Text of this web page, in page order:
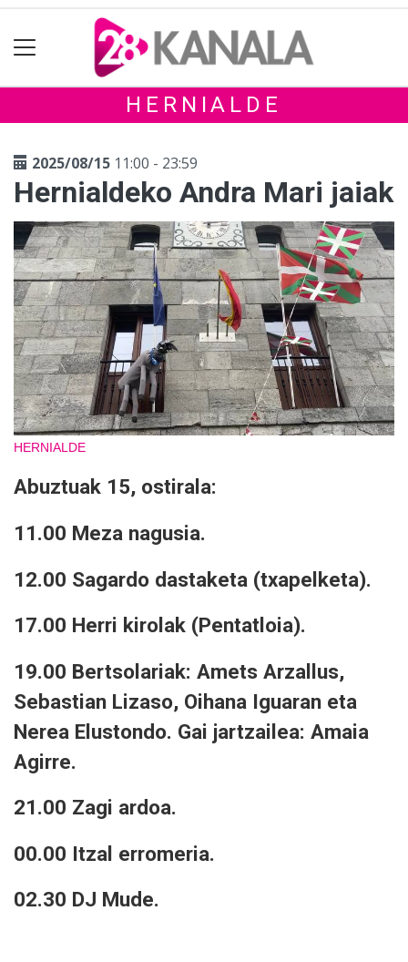
HERNIALDE
2025/08/15 11:00 - 23:59
Hernialdeko Andra Mari jaiak
HERNIALDE
Abuztuak 15, ostirala:
11.00 Meza nagusia.
12.00 Sagardo dastaketa (txapelketa).
17.00 Herri kirolak (Pentatloia).
19.00 Bertsolariak: Amets Arzallus,
Sebastian Lizaso, Oihana Iguaran eta
Nerea Elustondo. Gai jartzailea: Amaia
Agirre.
21.00 Zagi ardoa.
00.00 Itzal erromeria.
02.30 DJ Mude.